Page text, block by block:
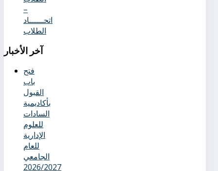
–
اتحــــــاد
الطلاب
آخر
الأخبار
فتح
باب
القبول
بأكاديمية
السادات
للعلوم
الإدارية
للعام
الجامعي
2026/2027